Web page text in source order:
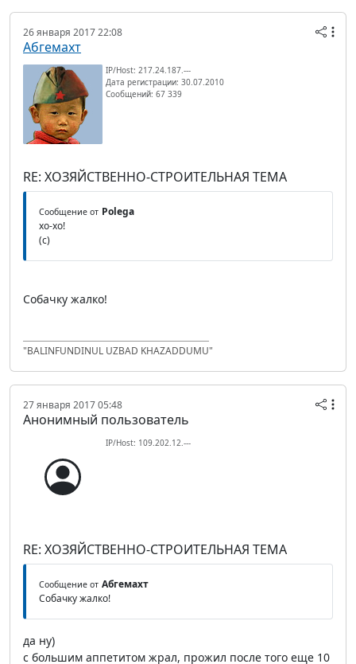
26 января 2017 22:08
Абгемахт
IP/Host: 217.24.187.---
Дата регистрации: 30.07.2010
Сообщений: 67 339
RE: ХОЗЯЙСТВЕННО-СТРОИТЕЛЬНАЯ ТЕМА
Сообщение от Polega
хо-хо!
(с)
Собачку жалко!
"BALINFUNDINUL UZBAD KHAZADDUMU"
27 января 2017 05:48
Анонимный пользователь
IP/Host: 109.202.12.---
RE: ХОЗЯЙСТВЕННО-СТРОИТЕЛЬНАЯ ТЕМА
Сообщение от Абгемахт
Собачку жалко!
да ну)
с большим аппетитом жрал, прожил после того еще 10